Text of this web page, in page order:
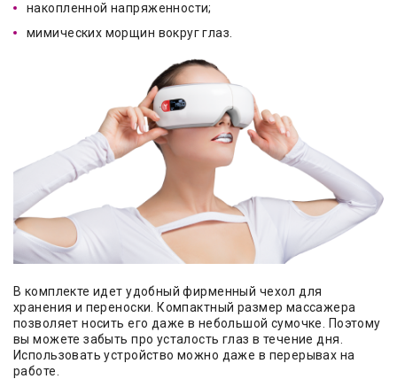
накопленной напряженности;
мимических морщин вокруг глаз.
В комплекте идет удобный фирменный чехол для
хранения и переноски. Компактный размер массажера
позволяет носить его даже в небольшой сумочке. Поэтому
вы можете забыть про усталость глаз в течение дня.
Использовать устройство можно даже в перерывах на
работе.